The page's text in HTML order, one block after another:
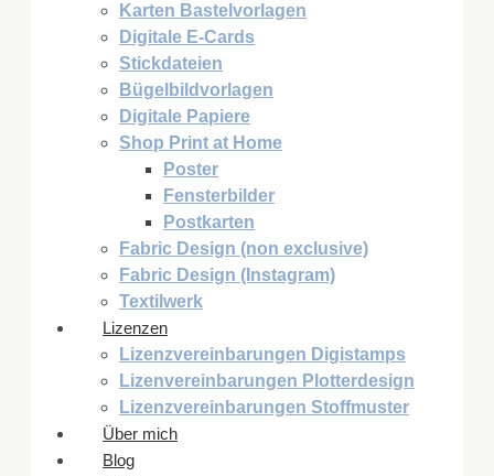
Karten Bastelvorlagen
Digitale E-Cards
Stickdateien
Bügelbildvorlagen
Digitale Papiere
Shop Print at Home
Poster
Fensterbilder
Postkarten
Fabric Design (non exclusive)
Fabric Design (Instagram)
Textilwerk
Lizenzen
Lizenzvereinbarungen Digistamps
Lizenvereinbarungen Plotterdesign
Lizenzvereinbarungen Stoffmuster
Über mich
Blog